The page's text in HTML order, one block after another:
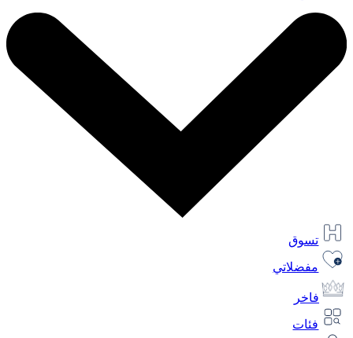
تسوق
مفضلاتي
فاخر
فئات